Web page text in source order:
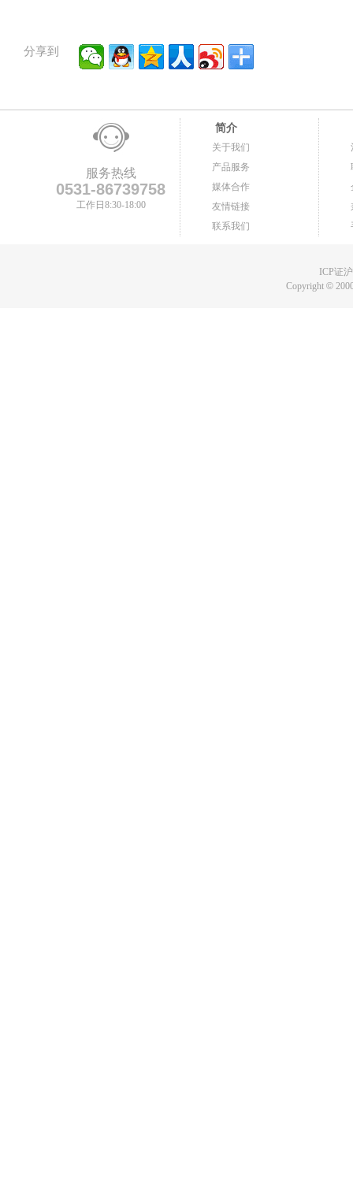
分享到
服务热线
0531-86739758
工作日8:30-18:00
简介
关于我们
产品服务
媒体合作
友情链接
联系我们
ICP证
Copyright©